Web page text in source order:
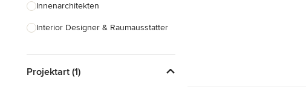
Innenarchitekten
Interior Designer & Raumausstatter
Landschaftsarchitekten
Projektart (1)